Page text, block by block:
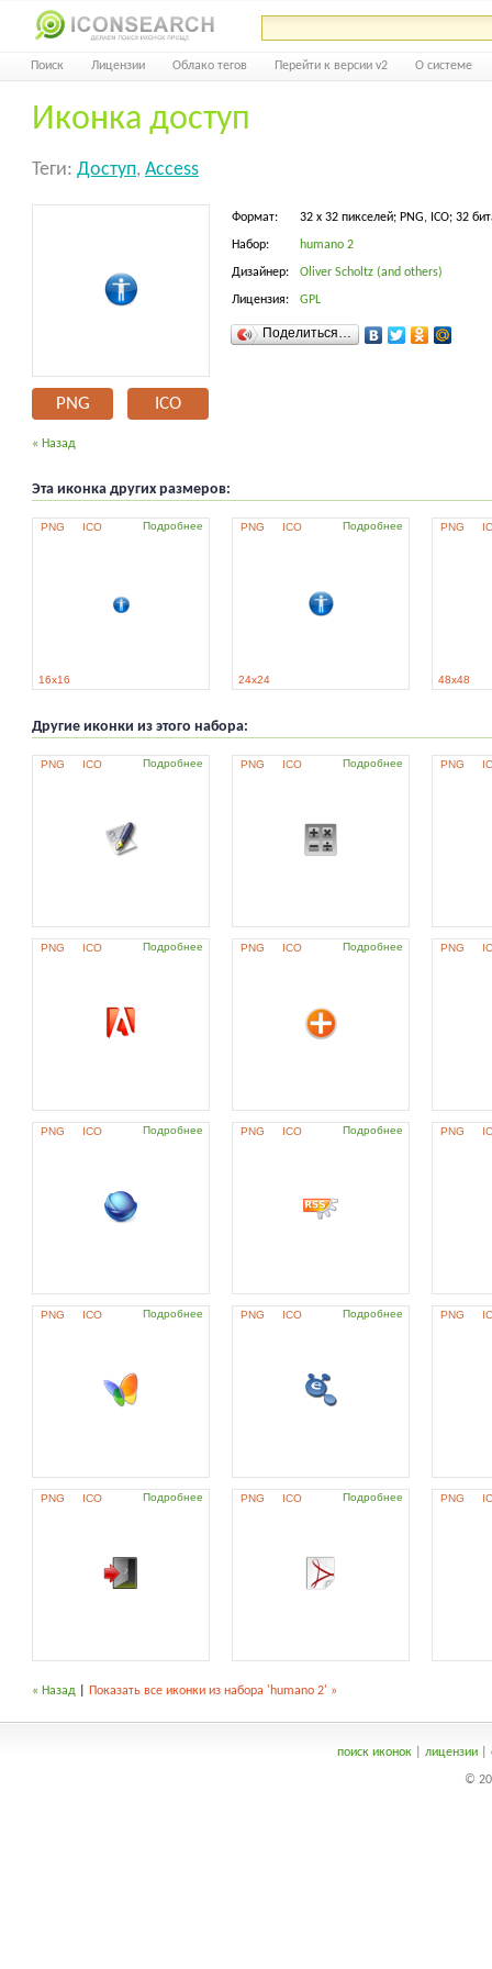
Поиск Лицензии Облако тегов Перейти к версии v2 О системе
Иконка доступ
Теги: Доступ, Access
PNG ICO
Формат: 32 x 32 пикселей; PNG, ICO; 32
Набор: humano 2
Дизайнер: Oliver Scholtz (and others)
Лицензия: GPL
Поделиться…
« Назад
Эта иконка других размеров:
PNG ICO Подробнее
16x16
PNG ICO Подробнее
24x24
PNG
48x48
Другие иконки из этого набора:
PNG ICO Подробнее PNG ICO Подробнее PNG
PNG ICO Подробнее PNG ICO Подробнее PNG
PNG ICO Подробнее PNG ICO Подробнее PNG
PNG ICO Подробнее PNG ICO Подробнее PNG
PNG ICO Подробнее PNG ICO Подробнее PNG
« Назад Показать все иконки из набора 'humano 2' »
поиск иконок| лицензии|
©